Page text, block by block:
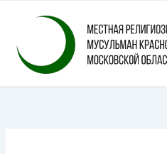
содержимому